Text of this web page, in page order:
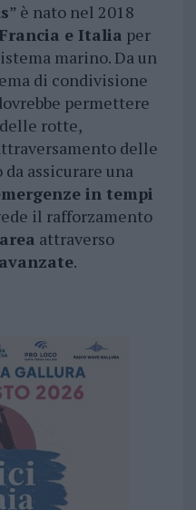
” è nato nel 2018
Francia e Italia per
marino. Da un
di condivisione
permettere
rotte,
delle
assicurare una
in tempi
il rafforzamento
attraverso
.